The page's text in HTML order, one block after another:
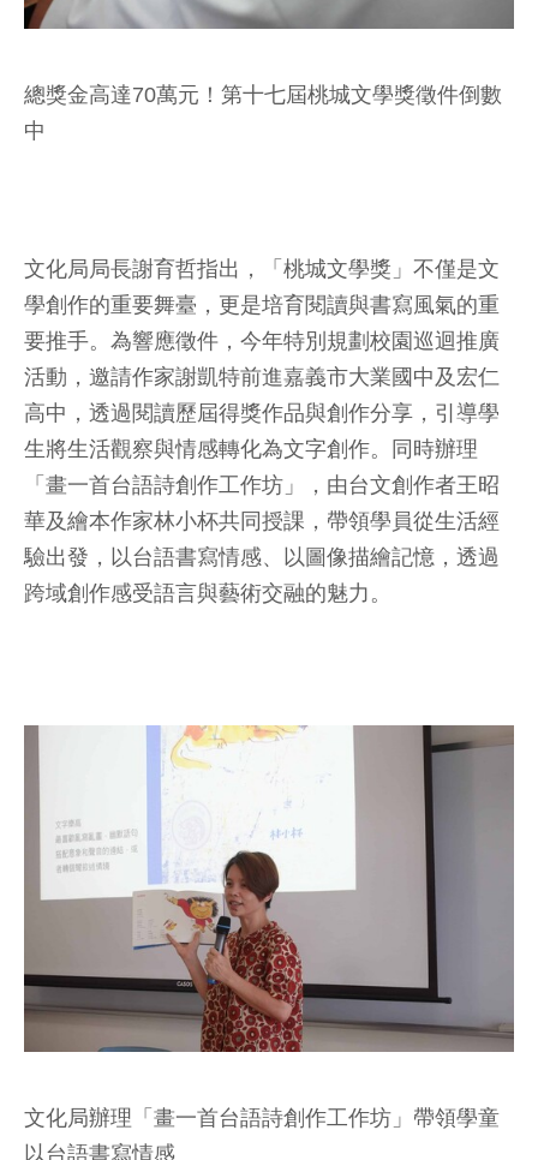
總獎金高達70萬元！第十七屆桃城文學獎徵件倒數
中
文化局局長謝育哲指出，「桃城文學獎」不僅是文
學創作的重要舞臺，更是培育閱讀與書寫風氣的重
要推手。為響應徵件，今年特別規劃校園巡迴推廣
活動，邀請作家謝凱特前進嘉義市大業國中及宏仁
高中，透過閱讀歷屆得獎作品與創作分享，引導學
生將生活觀察與情感轉化為文字創作。同時辦理
「畫一首台語詩創作工作坊」，由台文創作者王昭
華及繪本作家林小杯共同授課，帶領學員從生活經
驗出發，以台語書寫情感、以圖像描繪記憶，透過
跨域創作感受語言與藝術交融的魅力。
文化局辦理「畫一首台語詩創作工作坊」帶領學童
以台語書寫情感